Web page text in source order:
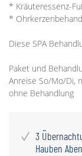
* Kräuteressenz-
*
Diese SPA
Paket und
Anreise So/Mo/Di,
ohne Behandlung
3
Hauben